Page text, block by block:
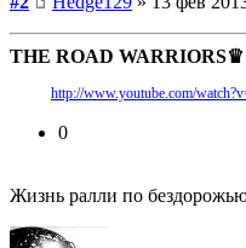
THE ROAD
http://www.youtube.com/
0
Жизнь ралли по